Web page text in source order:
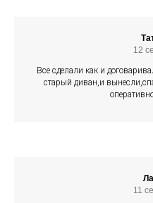
12
Все сделали как и
старый диван,и
11